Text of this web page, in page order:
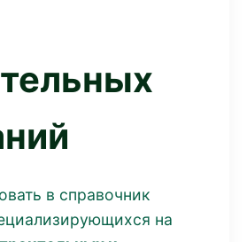
в справочник
на